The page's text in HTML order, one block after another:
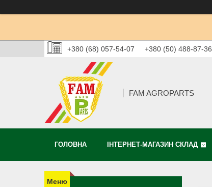
+380 (68) 057-54-07 +380 (50) 488-87-36
FAM AGROPARTS
ГОЛОВНА ІНТЕРНЕТ-МАГАЗИН СКЛАД